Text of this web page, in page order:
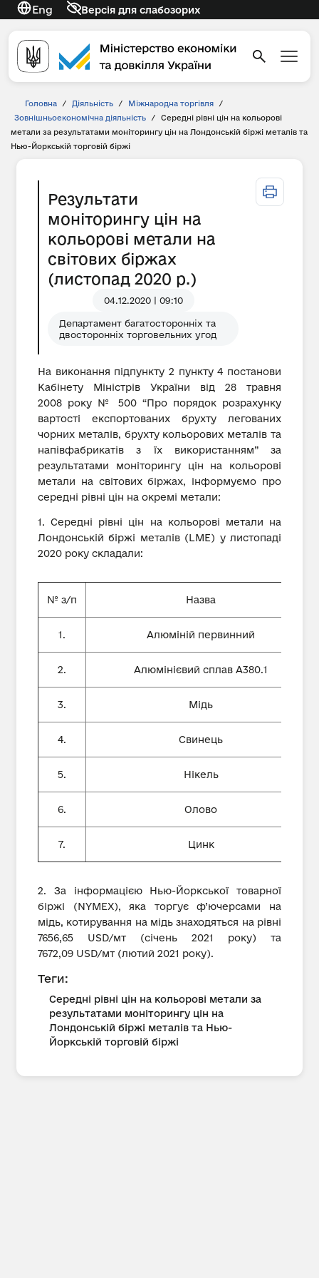
Eng Версія для слабозорих
Головна / Діяльність / Міжнародна торгівля
/
Зовнішньоекономічна діяльність
/
Середні рівні цін на кольорові
метали за результатами моніторингу цін на Лондонській біржі металів та
Нью-Йоркській торговій біржі
Результати
моніторингу цін на
кольорові метали на
світових біржах
(листопад 2020 р.)
04.12.2020 | 09:10
Департамент багатосторонніх та
двосторонніх торговельних угод
На виконання підпункту 2 пункту 4 постанови
Кабінету Міністрів України від 28 травня
2008 року № 500 “Про порядок розрахунку
вартості експортованих брухту легованих
чорних металів, брухту кольорових металів та
напівфабрикатів з їх використанням” за
результатами моніторингу цін на кольорові
метали на світових біржах, інформуємо про
середні рівні цін на окремі метали:
1. Середні рівні цін на кольорові метали на
Лондонській біржі металів (LME) у листопаді
2020 року складали:
№ з/п Назва
1. Алюміній первинний
2. Алюмінієвий сплав А380.1
3. Мідь
4. Свинець
5. Нікель
6. Олово
7. Цинк
2. За інформацією Нью-Йоркської товарної
біржі (NYMEX), яка торгує ф’ючерсами на
мідь, котирування на мідь знаходяться на рівні
7656,65 USD/мт (січень 2021 року) та
7672,09 USD/мт (лютий 2021 року).
Теги:
Середні рівні цін на кольорові метали за
результатами моніторингу цін на
Лондонській біржі металів та Нью-
Йоркській торговій біржі